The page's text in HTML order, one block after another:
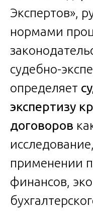
Экспертов»,
нормами
судебно-
определяет
экспертизу
договоров
применении
финансов,